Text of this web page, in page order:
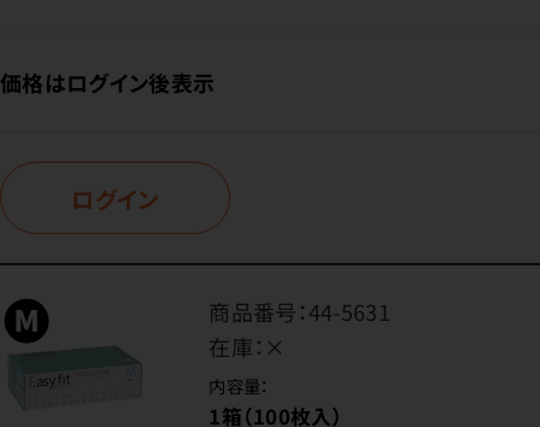
価格はログイン後表示
ログイン
商品番号：44-5631
在庫： ×
内容量：
1箱（100枚入）